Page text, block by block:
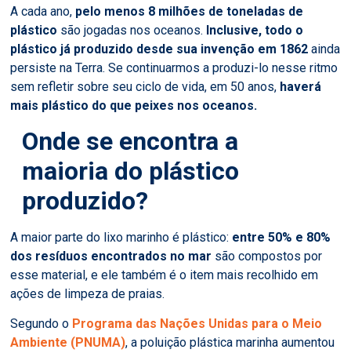
A cada ano, pelo menos 8 milhões de toneladas de
plástico são jogadas nos oceanos. Inclusive, todo o
plástico já produzido desde sua invenção em 1862 ainda
persiste na Terra. Se continuarmos a produzi-lo nesse ritmo
sem refletir sobre seu ciclo de vida, em 50 anos, haverá
mais plástico do que peixes nos oceanos.
Onde se encontra a
maioria do plástico
produzido?
A maior parte do lixo marinho é plástico: entre 50% e 80%
dos resíduos encontrados no mar são compostos por
esse material, e ele também é o item mais recolhido em
ações de limpeza de praias.
Segundo o Programa das Nações Unidas para o Meio
Ambiente (PNUMA), a poluição plástica marinha aumentou